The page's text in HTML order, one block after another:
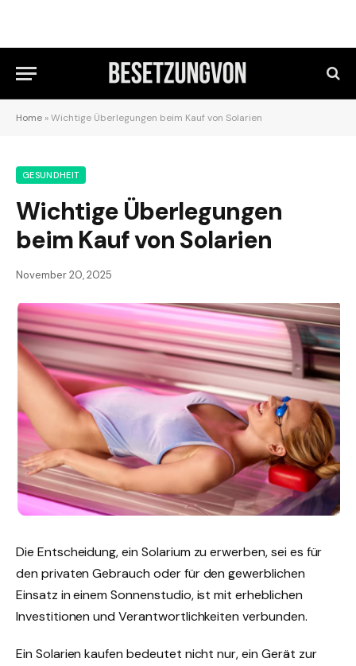
Home »Wichtige Überlegungen beim Kauf von Solarien
GESUNDHEIT
Wichtige Überlegungen
beim Kauf von Solarien
November 20, 2025
Die Entscheidung, ein Solarium zu erwerben, sei es für
den privaten Gebrauch oder für den gewerblichen
Einsatz in einem Sonnenstudio, ist mit erheblichen
Investitionen und Verantwortlichkeiten verbunden.
Ein Solarien kaufen bedeutet nicht nur, ein Gerät zur